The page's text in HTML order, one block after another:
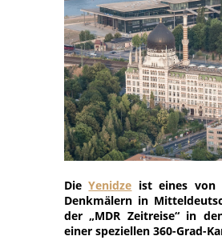
DieYenidze ist eines von
Denkmälern in
der „MDR Zeitreise“ in
einer speziellen 360-Grad-